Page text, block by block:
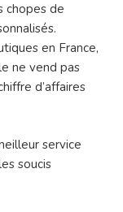
chopes de
en France,
ne vend pas
d’affaires
service
soucis